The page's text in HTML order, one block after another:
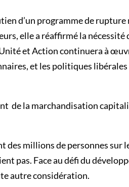
d’un programme de rupture
elle a réaffirmé la
et Action continuera à
et les politiques
de la marchandisation
millions de personnes sur
pas. Face au défi du
autre considération.